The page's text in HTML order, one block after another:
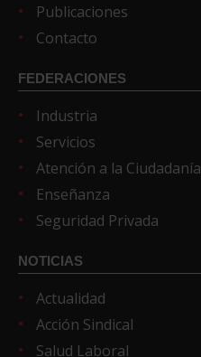
Publicaciones
Contacto
FEDERACIONES
Industria
Servicios
Atención a la Ciudadanía
Enseñanza
Seguridad Privada
NOTICIAS
Actualidad
Acción Sindical
Salud Laboral